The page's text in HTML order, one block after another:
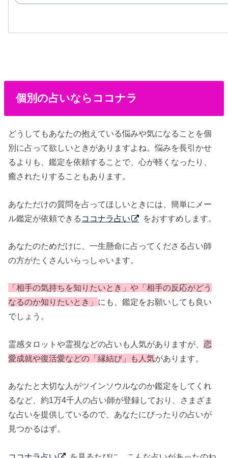
個別の占いならココナラ
どうしてもあなたの抱えている悩みや気になることを個
別に占って欲しいときがありますよね。悩みを長引かせ
るよりも、鑑定を依頼することで、心が軽くなったり、
癒されたりすることもあります。
あなただけの質問を占ってほしいときには、簡単にメー
ル鑑定が依頼できる ココナラ占い をおすすめします。
あなたのためだけに、一生懸命に占ってくださる占い師
の方がたくさんいらっしゃいます。
「相手の気持ちを知りたいとき」や「相手の反応がどう
なるのか知りたいとき」 にも、鑑定をお願いしても良い
でしょう。
霊感タロットや霊視などの占いも人気がありますが、恋
愛成就や復活愛などの「縁結び」も人気があります。
あなたと大切な人がツインソウルなのか鑑定をしてくれ
るなど、約1万4千人の占い師が登録しており、さまざま
な占いを提供しているので、あなたにぴったりの占いが
見つかるはず。